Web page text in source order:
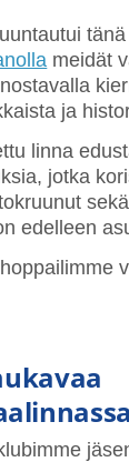
meidät
ja
linna
jotka
edelleen